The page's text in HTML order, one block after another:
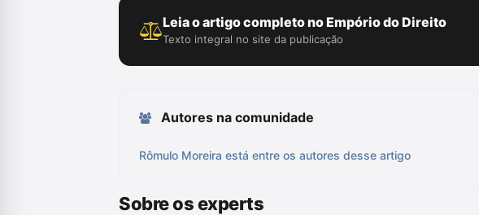
Leia o artigo completo no Empório do Direito
Texto integral no site da publicação
Autores na comunidade
Rômulo Moreira está entre os autores desse artigo
Sobre os experts